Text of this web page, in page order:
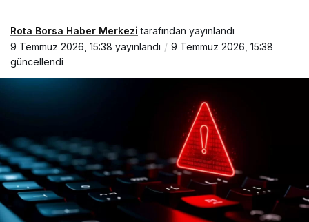
Rota Borsa Haber Merkezi tarafından yayınlandı
9 Temmuz 2026, 15:38 yayınlandı
9 Temmuz 2026, 15:38
güncellendi